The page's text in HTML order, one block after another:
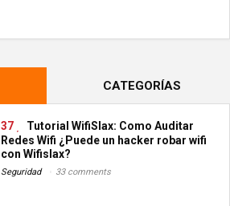
CATEGORÍAS
37
Tutorial WifiSlax: Como Auditar
Redes Wifi ¿Puede un hacker robar wifi
con Wifislax?
Seguridad 33 comments